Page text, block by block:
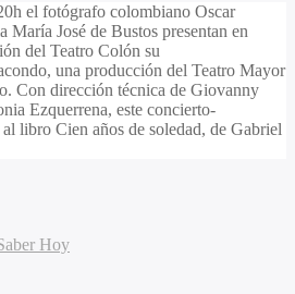
el fotógrafo colombiano Oscar
María José de Bustos presentan en
del Teatro Colón su
una producción del Teatro Mayor
Con dirección técnica de Giovanny
Ezquerrena, este concierto-
libro Cien años de soledad, de Gabriel
Hoy